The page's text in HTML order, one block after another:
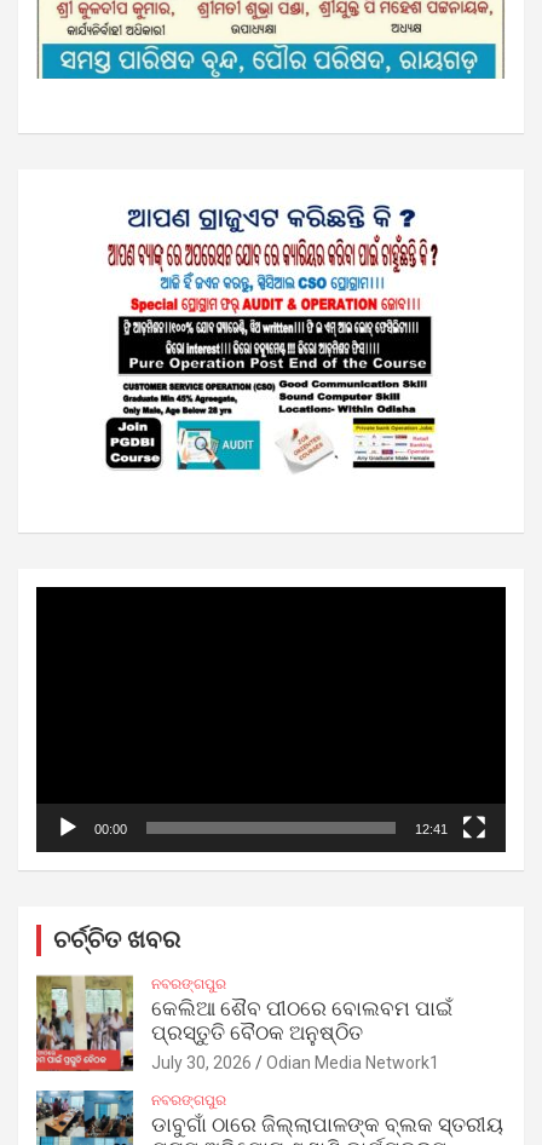
00:00 12:41
ଚର୍ଚ୍ଚିତ ଖବର
ନବରଙ୍ଗପୁର
କେଲିଆ ଶୈବ ପୀଠରେ ବୋଲବମ ପାଇଁ
ପ୍ରସ୍ତୁତି ବୈଠକ ଅନୁଷ୍ଠିତ
July 30, 2026 Odian Media Network1
ନବରଙ୍ଗପୁର
ଡାବୁଗାଁ ଠାରେ ଜିଲ୍ଲାପାଳଙ୍କ ବ୍ଲକ ସ୍ତରୀୟ